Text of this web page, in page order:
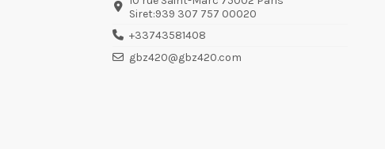
Siret:939 307 757 00020
+33743581408
gbz420@gbz420.com